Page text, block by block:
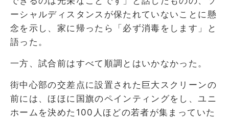
ーシャルディスタンスが保たれていないことに懸
念を示し、家に帰ったら「必ず消毒をします」と
語った。
一方、試合前はすべて順調とはいかなかった。
街中心部の交差点に設置された巨大スクリーンの
前には、ほほに国旗のペインティングをし、ユニ
ホームを決めた100人ほどの若者が集まっていた